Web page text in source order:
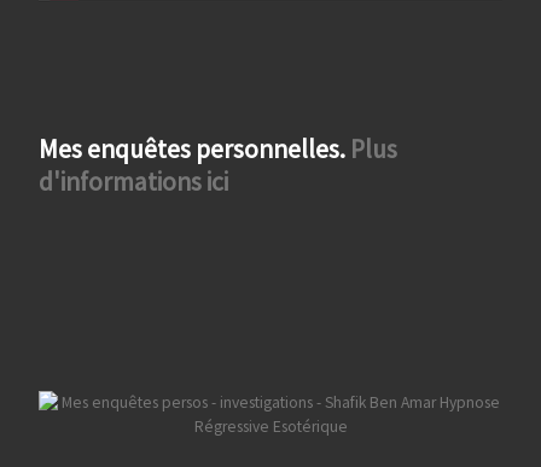
Mes enquêtes personnelles. Plus
d'informations ici